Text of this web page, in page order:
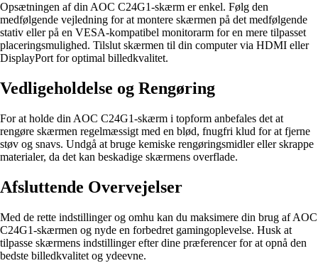
Opsætningen af din AOC C24G1-skærm er enkel. Følg den
medfølgende vejledning for at montere skærmen på det medfølgende
stativ eller på en VESA-kompatibel monitorarm for en mere tilpasset
placeringsmulighed. Tilslut skærmen til din computer via HDMI eller
DisplayPort for optimal billedkvalitet.
Vedligeholdelse og Rengøring
For at holde din AOC C24G1-skærm i topform anbefales det at
rengøre skærmen regelmæssigt med en blød, fnugfri klud for at fjerne
støv og snavs. Undgå at bruge kemiske rengøringsmidler eller skrappe
materialer, da det kan beskadige skærmens overflade.
Afsluttende Overvejelser
Med de rette indstillinger og omhu kan du maksimere din brug af AOC
C24G1-skærmen og nyde en forbedret gamingoplevelse. Husk at
tilpasse skærmens indstillinger efter dine præferencer for at opnå den
bedste billedkvalitet og ydeevne.